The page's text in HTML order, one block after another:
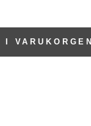
I VARUKORGEN